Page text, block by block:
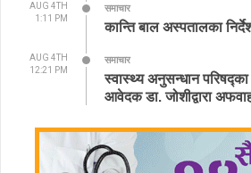
AUG 4TH
1:11 PM
समाचार
कान्ति बाल अस्पतालका
AUG 4TH
12:21 PM
समाचार
स्वास्थ्य अनुसन्धान
आवेदक डा. जोशीद्वारा